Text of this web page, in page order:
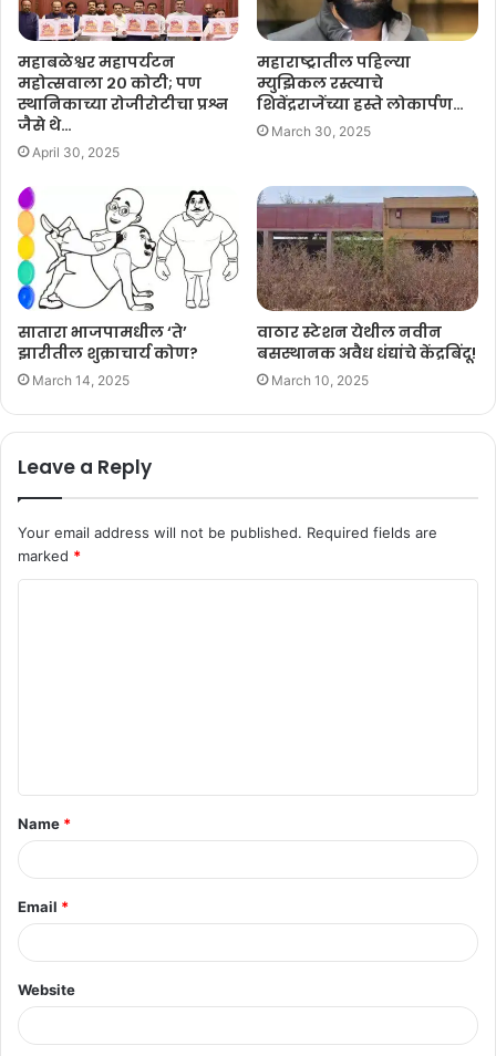
महाबळेश्वर महापर्यटन
महोत्सवाला २० कोटी; पण
स्थानिकाच्या रोजीरोटीचा प्रश्न
जैसे थे…
April 30, 2025
महाराष्ट्रातील पहिल्या
म्युझिकल रस्त्याचे
शिवेंद्रराजेंच्या हस्ते लोकार्पण…
March 30, 2025
सातारा भाजपामधील ‘ते’
झारीतील शुक्राचार्य कोण?
March 14, 2025
वाठार स्टेशन येथील नवीन
बसस्थानक अवैध धंद्यांचे केंद्रबिंदू!
March 10, 2025
Leave a Reply
Your email address will not be published. Required fields are
marked *
t
*
Name *
Email *
Website